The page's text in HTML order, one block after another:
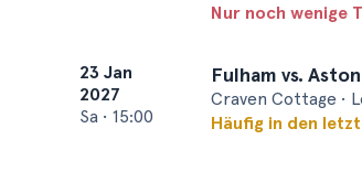
Nur noch wenige
23 Jan
2027
Sa • 15:00
Fulham vs.
Craven Cottage •
Häufig in den